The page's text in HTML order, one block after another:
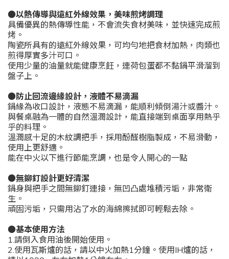
●以熱傳導與遠紅外線效果，美味煎烤調理
具備優異的熱傳導性能，不會流失食材美味，並快速完成煎
烤。
陶瓷所具有的遠紅外線效果，可均勻地把食材加熱，肉類也
煎得厚實多汁可口。
使用少量的油量就能健康烹飪，連荷包蛋都不黏鍋平滑溜到
盤子上。
●防止回流邊緣設計，液體不易滴漏
鍋緣為收口設計，液態不易滴漏，能順利傾倒湯汁或醬汁。
與餐桌融為一體的自然溫潤設計，能直接端到桌面享用熱乎
乎的料理。
溫潤感十足的木紋調把手，採用酚醛樹脂製成，不易滑動，
使用上更舒適。
能在中火以下進行節能烹調，也是令人開心的一點
●無鉚釘設計更好清潔
鍋身與把手之間無鉚釘連接，無凹凸處堆積污垢，非常衛
生。
頑固污垢，只需用沾了水的海綿擦拭即可輕鬆去除。
●基本使用方法
1.請倒入食用油後開始使用。
2.使用瓦斯爐的話，請以中火加熱1分鐘。使用IH爐的話，